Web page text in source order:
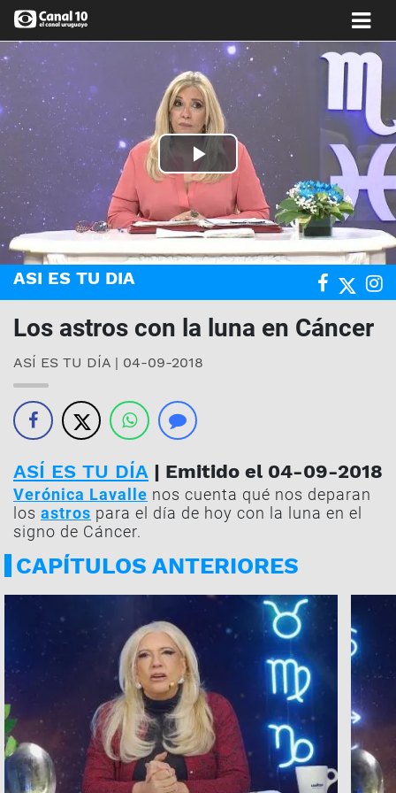
Play
Video
ASI ES TU DIA
Los astros con la luna en Cáncer
ASÍ ES TU DÍA | 04-09-2018
ASÍ ES TU DÍA | Emitido el 04-09-2018
Verónica Lavalle nos cuenta qué nos deparan
los astros para el día de hoy con la luna en el
signo de Cáncer.
CAPÍTULOS ANTERIORES